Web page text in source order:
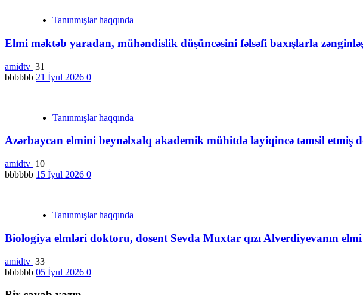
Tanınmışlar haqqında
Elmi məktəb yaradan, mühəndislik düşüncəsini fəlsəfi baxışlarla
amidtv 31
bbbbbb 21 İyul 2026 0
Tanınmışlar haqqında
Azərbaycan elmini beynəlxalq akademik mühitdə layiqincə təmsil
amidtv 10
bbbbbb 15 İyul 2026 0
Tanınmışlar haqqında
Biologiya elmləri doktoru, dosent Sevda Muxtar qızı Alverdiyevanın
amidtv 33
bbbbbb 05 İyul 2026 0